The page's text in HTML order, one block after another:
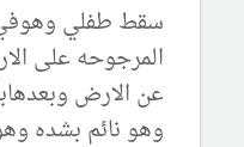
سقط طفلي
المرجوحه على
عن الارض
وهو نائم بشده